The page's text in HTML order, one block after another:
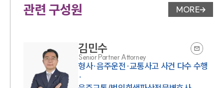
관련 구성원 변호사 페
MORE
김민수
Senior Partner Attorney
형사·음주운전·교통사고 사건 다수 수행
·